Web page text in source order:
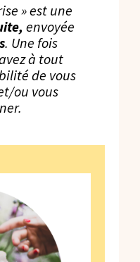
» est une
envoyée
. Une fois
à tout
de vous
ou vous